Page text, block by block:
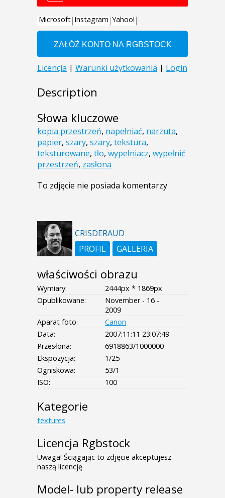
Description
Słowa kluczowe
kopia przestrzeń, napełniać, narzuta,
papier, szary, szary, tekstura,
teksturowane, tło, wypełniacz, wypełnić
przestrzeń, zasłona
To zdjęcie nie posiada komentarzy
CRISDERAUD
PROFIL
GALLERIA
właściwości obrazu
Wymiary:
2444px * 1869px
Opublikowane:
November - 16 -
2009
Aparat foto:
Canon
Data:
2007:11:11 23:07:49
Przesłona:
6918863/1000000
Ekspozycja:
1/25
Ogniskowa:
53/1
ISO:
100
Kategorie
textures
Licencja Rgbstock
Uwaga! Ściągając to zdjęcie akceptujesz
naszą licencję
Model- lub property release